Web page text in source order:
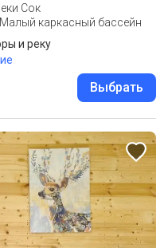
Сок
каркасный бассейн
и реку
Выбрать